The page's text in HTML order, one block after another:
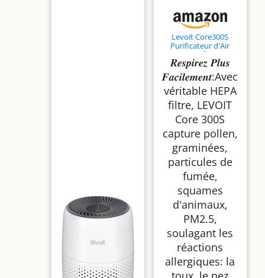
Levoit Core300S
Purificateur d'Air
CADR240m³/h HEPA
Capture contre
Allergie
𝑹𝒆𝒔𝒑𝒊𝒓𝒆𝒛 𝑷𝒍𝒖𝒔
𝑭𝒂𝒄𝒊𝒍𝒆𝒎𝒆𝒏𝒕:Avec
véritable HEPA
filtre, LEVOIT
Core 300S
capture pollen,
graminées,
particules de
fumée,
squames
d'animaux,
PM2.5,
soulagant les
réactions
allergiques: la